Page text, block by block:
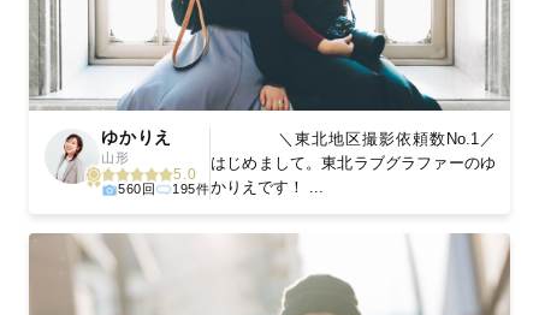
ゆかりえ
山形
5.0
560回 195件
＼東北地区撮影依頼数No.1／
はじめまして。東北ラブグラファーのゆ
かりえです！ ...